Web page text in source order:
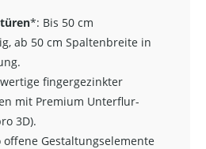
*: Bis 50 cm
ab 50 cm Spaltenbreite in
fingergezinkter
mit Premium Unterflur-
3D).
offene Gestaltungselemente